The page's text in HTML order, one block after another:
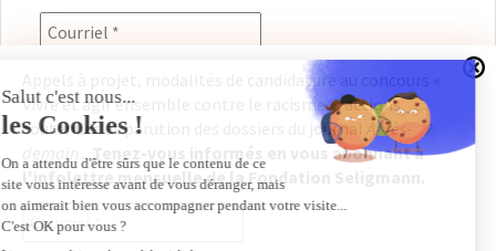
Appels à projet, modalités de candidature au concours «
Vivre et agir ensemble contre le racisme », actions
soutenues et parution des dossiers du journal Après-
demain
...Tenez-vous informés en vous abonnant à
l'infolettre mensuelle de la Fondation Seligmann.
En renseignant votre adresse électronique, vous
consentez à recevoir l'infolettre de la Fondation
Seligmann, conformément à notre
politique de
confidentialité. Il vous sera possible de vous
désabonner à tout moment.